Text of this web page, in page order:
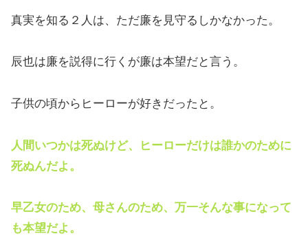
真実を知る２人は、ただ廉を見守るしかなかった。
辰也は廉を説得に行くが廉は本望だと言う。
子供の頃からヒーローが好きだったと。
人間いつかは死ぬけど、ヒーローだけは誰かのために
死ぬんだよ。
早乙女のため、母さんのため、万一そんな事になって
も本望だよ。